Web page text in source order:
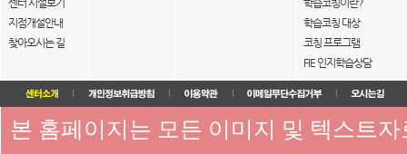
센터 시설보기
지점개설안내
찾아오시는 길
학습코칭이란?
학습코칭 대상
코칭 프로그램
FIE 인지학습상담
본 홈페이지는 모든 이미지 및 텍스트